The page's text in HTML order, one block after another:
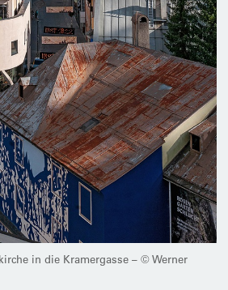
in die Kramergasse – © Werner